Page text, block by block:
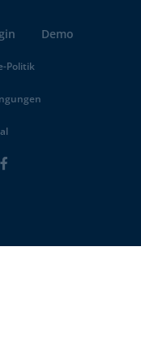
Demo
Politik